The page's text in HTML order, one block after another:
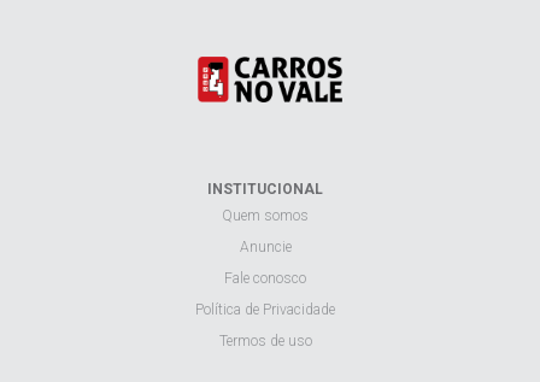
INSTITUCIONAL
Quem somos
Anuncie
Fale conosco
Política de Privacidade
Termos de uso